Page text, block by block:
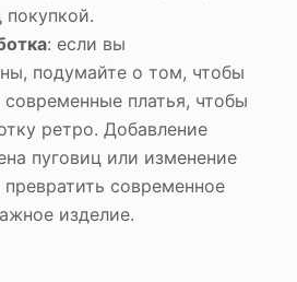
: если вы
подумайте о том, чтобы
современные платья, чтобы
ретро. Добавление
пуговиц или изменение
современное
изделие.